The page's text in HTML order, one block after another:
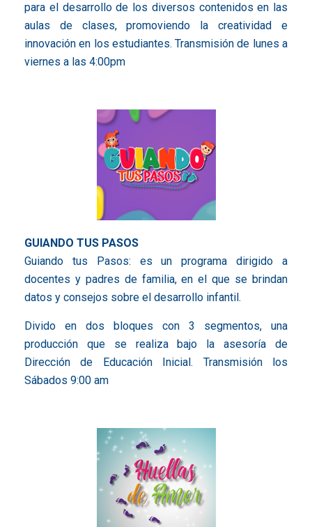
para el desarrollo de los diversos contenidos en las
aulas de clases, promoviendo la creatividad e
innovación en los estudiantes. Transmisión de lunes a
viernes a las 4:00pm
GUIANDO TUS PASOS
Guiando tus Pasos: es un programa dirigido a
docentes y padres de familia, en el que se brindan
datos y consejos sobre el desarrollo infantil.
Divido en dos bloques con 3 segmentos, una
producción que se realiza bajo la asesoría de
Dirección de Educación Inicial. Transmisión los
Sábados 9:00 am